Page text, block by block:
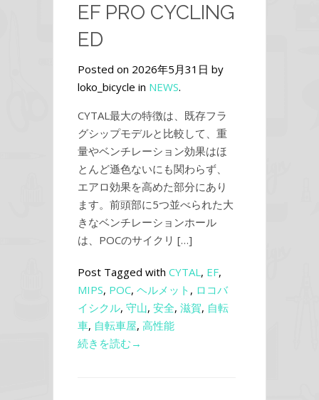
EF PRO CYCLING
ED
Posted on 2026年5月31日 by
loko_bicycle in NEWS.
CYTAL最大の特徴は、既存フラ
グシップモデルと比較して、重
量やベンチレーション効果はほ
とんど遜色ないにも関わらず、
エアロ効果を高めた部分にあり
ます。前頭部に5つ並べられた大
きなベンチレーションホール
は、POCのサイクリ […]
Post Tagged with CYTAL, EF,
MIPS, POC, ヘルメット , ロコバ
イシクル, 守山, 安全, 滋賀, 自転
車, 自転車屋, 高性能
続きを読む→